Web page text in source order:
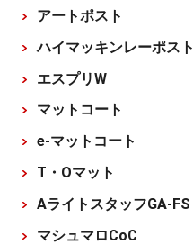
アートポスト
ハイマッキンレーポスト
エスプリW
マットコート
e-マットコート
T・Oマット
AライトスタッフGA-FS
マシュマロCoC